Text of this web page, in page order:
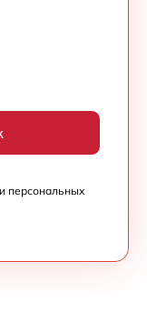
персональных